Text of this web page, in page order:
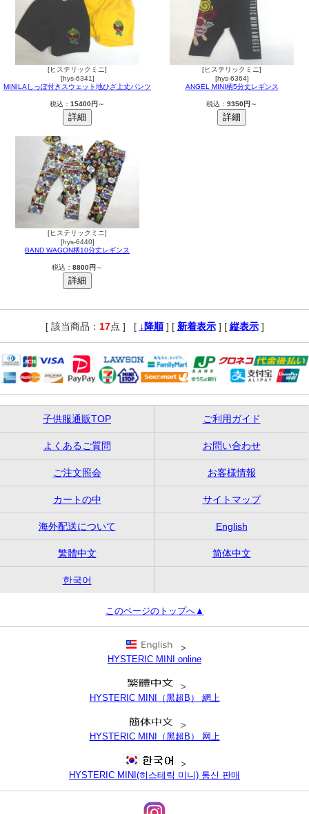
[ヒステリックミニ]
[hys-6341]
MINILAしっぽ付きスウェット地ひざ上丈パンツ
税込： 15400円 ～
[ヒステリックミニ]
[hys-6364]
ANGEL MINI柄5分丈レギンス
税込： 9350円 ～
[ヒステリックミニ]
[hys-6440]
BAND WAGON柄10分丈レギンス
税込： 8800円 ～
[ 該当商品： 17点 ] [ ↓降順 ] [ 新着表示 ] [ 縦表示 ]
子供服通販TOP ご利用ガイド
よくあるご質問 お問い合わせ
ご注文照会 お客様情報
カートの中 サイトマップ
海外配送について English
繁體中文 简体中文
한국어
このページのトップへ▲
>
HYSTERIC MINI online
>
HYSTERIC MINI（黑超B） 網上
>
HYSTERIC MINI（黑超B） 网上
>
HYSTERIC MINI(히스테릭 미니) 통신 판매